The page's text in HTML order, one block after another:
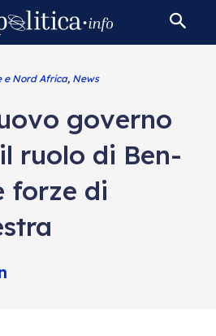
e Nord Africa, News
governo
ruolo di Ben-
forze di